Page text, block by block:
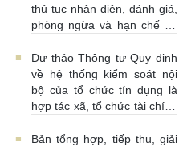
thủ tục nhận diện, đánh giá,
phòng ngừa và hạn chế rủi
lĩnh vực tiền tệ, ngân hàng,
tài chính
25/09/2025 |
08:00:00
Dự thảo Thông tư Quy định
về hệ thống kiểm soát nội
bộ của tổ chức tín dụng là
hợp tác xã, tổ chức tài chính
Bản tổng hợp, tiếp thu, giải